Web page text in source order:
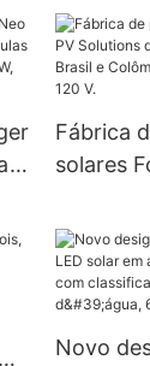
kW com
pura,
energia
rede.
Fábrica
solares
Equador,
de 120 V.
Novo